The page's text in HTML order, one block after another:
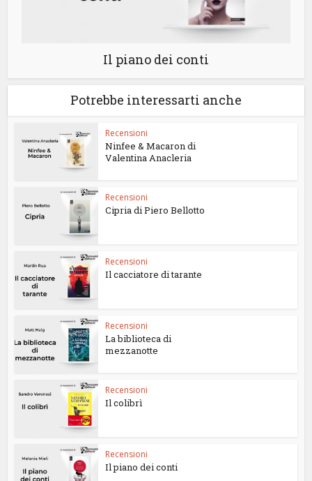
Il piano dei conti
Potrebbe interessarti anche
Recensioni
Ninfee & Macaron di
Valentina Anacleria
Recensioni
Cipria di Piero Bellotto
Recensioni
Il cacciatore di tarante
Recensioni
La biblioteca di
mezzanotte
Recensioni
Il colibrì
Recensioni
Il piano dei conti